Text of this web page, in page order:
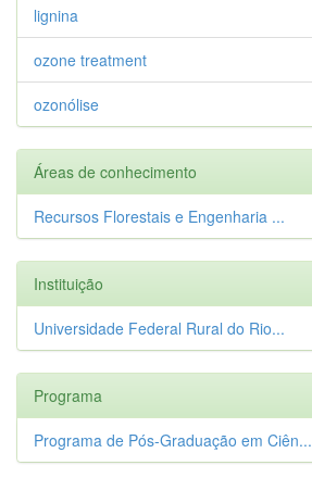
lignina
ozone treatment
ozonólise
Áreas de conhecimento
Recursos Florestais e Engenharia ...
Instituição
Universidade Federal Rural do Rio...
Programa
Programa de Pós-Graduação em Ciên...